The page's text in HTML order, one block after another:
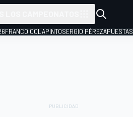
FRANCO COLAPINTOSERGIO PÉREZAPUESTAS